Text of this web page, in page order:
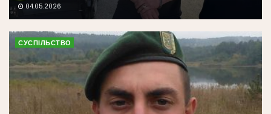
04.05.2026
СУСПІЛЬСТВО